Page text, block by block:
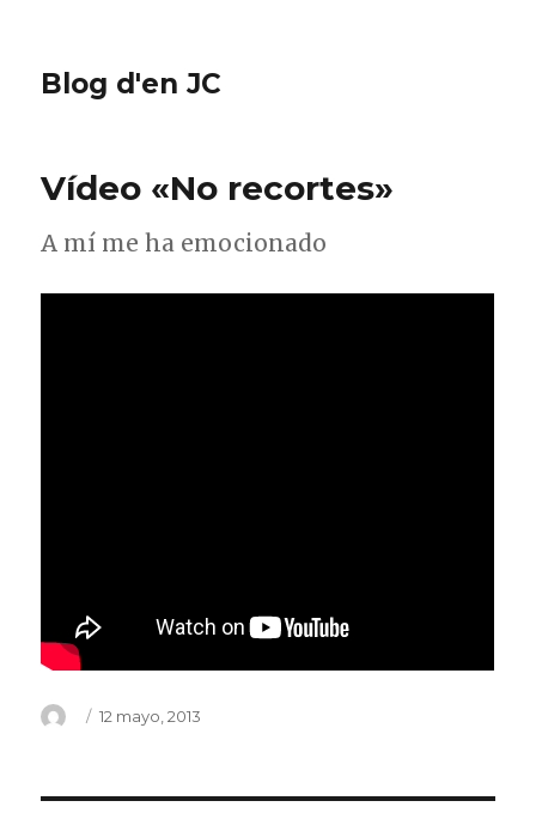
Blog d'en JC
Vídeo «No recortes»
A mí me ha emocionado
AutorPublicado
12 mayo, 2013